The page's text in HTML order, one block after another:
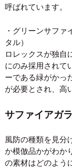
呼ばれています。
・グリーンサファ
タル）
ロレックスが独自
にのみ採用されて
ーである緑がかっ
が必要とされ、高
サファイアガ
風防の種類を見分
か模倣品かがわか
の素材はどのよう